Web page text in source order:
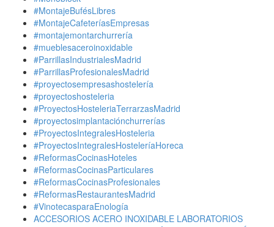
#MontajeBufésLibres
#MontajeCafeteríasEmpresas
#montajemontarchurrería
#mueblesaceroinoxidable
#ParrillasIndustrialesMadrid
#ParrillasProfesionalesMadrid
#proyectosempresashostelería
#proyectoshosteleria
#ProyectosHosteleriaTerrarzasMadrid
#proyectosimplantaciónchurrerías
#ProyectosIntegralesHosteleria
#ProyectosIntegralesHosteleríaHoreca
#ReformasCocinasHoteles
#ReformasCocinasParticulares
#ReformasCocinasProfesionales
#ReformasRestaurantesMadrid
#VinotecasparaEnología
ACCESORIOS ACERO INOXIDABLE LABORATORIOS